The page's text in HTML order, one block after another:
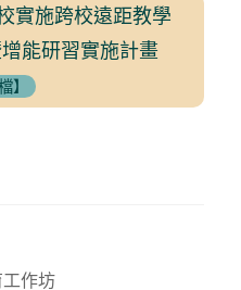
實施跨校遠距教學
能研習實施計畫
】
作坊